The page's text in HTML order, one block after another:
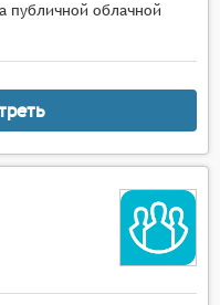
публичной облачной